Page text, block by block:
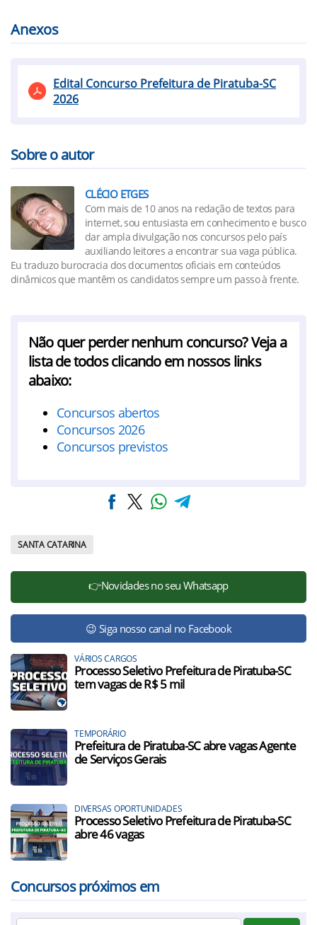
Anexos
Edital Concurso Prefeitura de Piratuba-SC
2026
Sobre o autor
CLÉCIO ETGES
Com mais de 10 anos na redação de textos para
internet, sou entusiasta em conhecimento e busco
dar ampla divulgação nos concursos pelo país
auxiliando leitores a encontrar sua vaga pública.
Eu traduzo burocracia dos documentos oficiais em conteúdos
dinâmicos que mantêm os candidatos sempre um passo à frente.
Não quer perder nenhum concurso? Veja a
lista de todos clicando em nossos links
abaixo:
Concursos abertos
Concursos 2026
Concursos previstos
SANTA CATARINA
👉Novidades no seu Whatsapp
😉 Siga nosso canal no Facebook
VÁRIOS CARGOS
Processo Seletivo Prefeitura de Piratuba-SC
tem vagas de R$ 5 mil
TEMPORÁRIO
Prefeitura de Piratuba-SC abre vagas Agente
de Serviços Gerais
DIVERSAS OPORTUNIDADES
Processo Seletivo Prefeitura de Piratuba-SC
abre 46 vagas
Concursos próximos em